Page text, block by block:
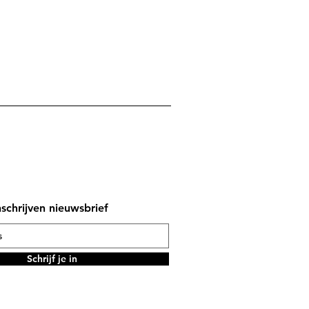
nieuwsbrief
Schrijf je in